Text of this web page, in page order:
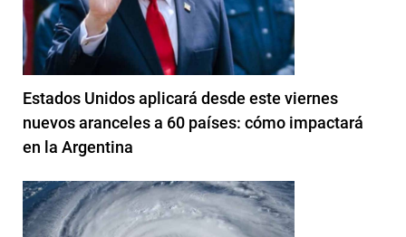
Estados Unidos aplicará desde este viernes
nuevos aranceles a 60 países: cómo impactará
en la Argentina